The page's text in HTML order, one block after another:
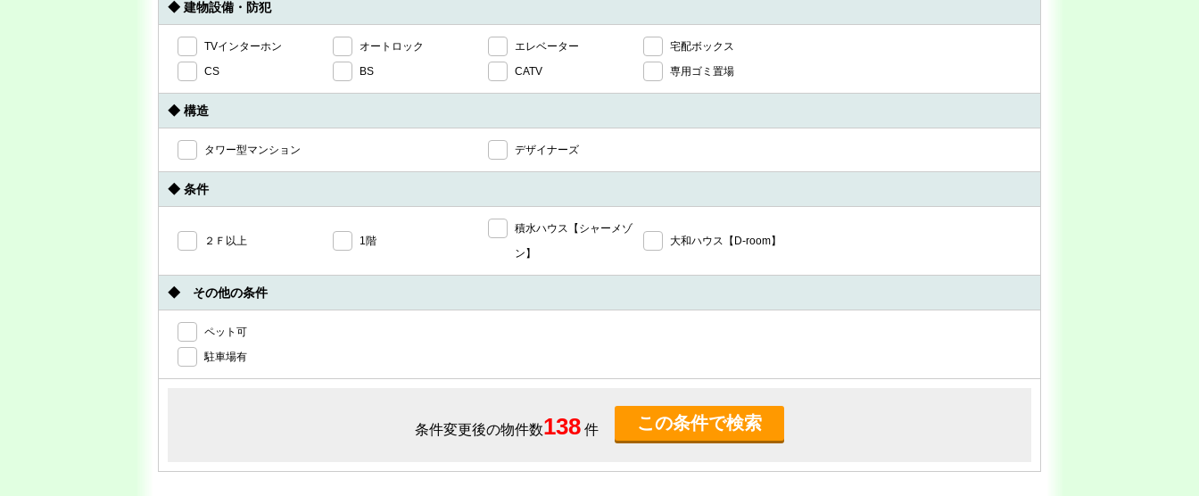
◆ 建物設備・防犯
TVインターホン オートロック エレベーター
宅配ボックス
CS
BS CATV 専用ゴミ置場
◆ 構造
タワー型マンション デザイナーズ
◆ 条件
２Ｆ以上 1階
積水ハウス【シャーメゾ
ン】
大和ハウス【D-room】
◆ その他の条件
ペット可
駐車場有
条件変更後の物件数138 件